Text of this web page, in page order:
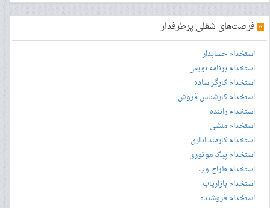
» فرصت‌های شغلی پرطرفدار
استخدام حسابدار
استخدام برنامه نویس
استخدام کارگر ساده
استخدام کارشناس فروش
استخدام راننده
استخدام منشی
استخدام کارمند اداری
استخدام پیک موتوری
استخدام طراح وب
استخدام بازاریاب
استخدام فروشنده